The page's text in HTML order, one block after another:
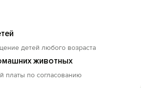
детей любого возраста
животных
платы по согласованию